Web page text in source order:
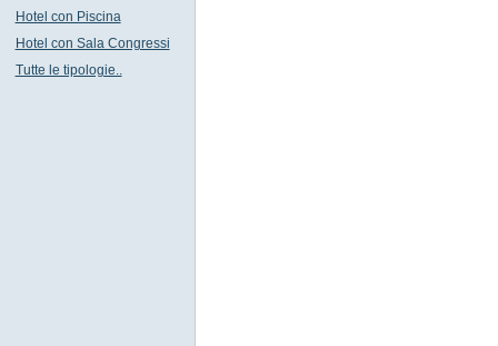
Hotel con Piscina
Hotel con Sala Congressi
Tutte le tipologie..